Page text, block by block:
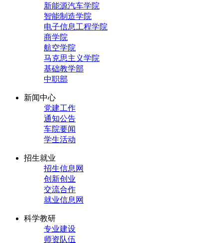
新能源汽车学院
智能制造学院
电子信息工程学院
商学院
航空学院
马克思主义学院
基础教学部
中职部
新闻中心
党建工作
通知公告
车院要闻
学生活动
招生就业
招生信息网
创新创业
交流合作
就业信息网
科学教研
专业建设
师资队伍